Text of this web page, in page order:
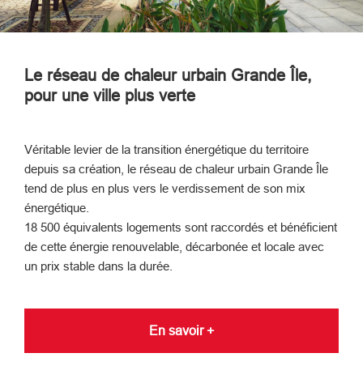
Le réseau de chaleur urbain Grande Île,
pour une ville plus verte
Véritable levier de la transition énergétique du territoire
depuis sa création, le réseau de chaleur urbain Grande Île
tend de plus en plus vers le verdissement de son mix
énergétique.
18 500 équivalents logements sont raccordés et bénéficient
de cette énergie renouvelable, décarbonée et locale avec
un prix stable dans la durée.
En savoir +